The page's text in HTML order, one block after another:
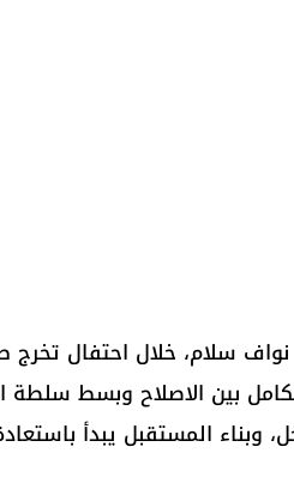
بين الاصلاح وبسط
وبناء المستقبل يبدأ